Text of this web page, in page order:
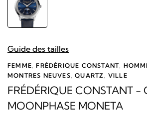
Guide des tailles
FEMME,FRÉDÉRIQUE CONSTANT,
MONTRES NEUVES,QUARTZ, VILLE
FRÉDÉRIQUE CONSTANT -
MOONPHASE MONETA